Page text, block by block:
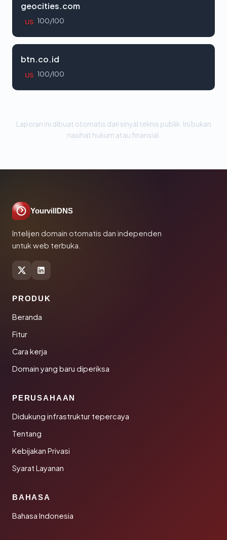
geocities.com
US 100/100
btn.co.id
US 100/100
Laporan ini dibuat otomatis dari sinyal teknis publik. Ini bukan
nasihat hukum atau finansial.
YourvillDNS
Intelijen domain otomatis dan independen
untuk web terbuka.
PRODUK
Beranda
Fitur
Cara kerja
Domain yang baru diperiksa
PERUSAHAAN
Didukung infrastruktur tepercaya
Tentang
Kebijakan Privasi
Syarat Layanan
BAHASA
Bahasa Indonesia